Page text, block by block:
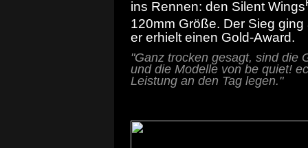
ins Rennen: den Silent Wings
120mm Größe. Der Sieg
er erhielt einen Gold-Award.
"Ganz trocken gesagt, sind die
und die Modelle von be quiet!
Leistung an den Tag legen."